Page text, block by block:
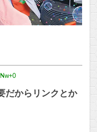
だからリンクとか